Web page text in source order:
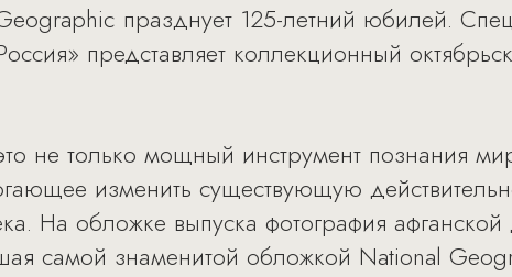
празднует 125-летний юбилей.
представляет коллекционный
не только мощный инструмент познания
изменить существующую
На обложке выпуска фотография
самой знаменитой обложкой National